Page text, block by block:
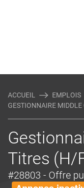
ACCUEIL
EMPLOIS
GESTIONNAIRE MIDDLE
Titres (H/
#28803 - Offre